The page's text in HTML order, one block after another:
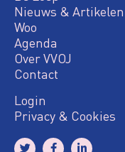
Nieuws & Artikelen
Woo
Agenda
Over VVOJ
Contact
Login
Privacy & Cookies